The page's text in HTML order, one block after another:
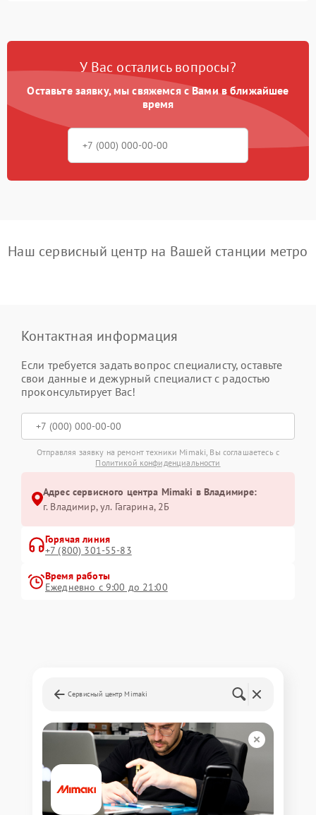
У Вас остались вопросы?
Оставьте заявку, мы свяжемся с Вами в ближайшее
время
Наш сервисный центр на Вашей станции метро
Контактная информация
Если требуется задать вопрос специалисту, оставьте
свои данные и дежурный специалист с радостью
проконсультирует Вас!
Отправляя заявку на ремонт техники Mimaki, Вы соглашаетесь с
Политикой конфиденциальности
Адрес сервисного центра Mimaki в Владимире:
г. Владимир, ул. Гагарина, 2Б
Горячая линия
+7 (800) 301-55-83
Время работы
Ежедневно с 9:00 до 21:00
Сервисный центр Mimaki